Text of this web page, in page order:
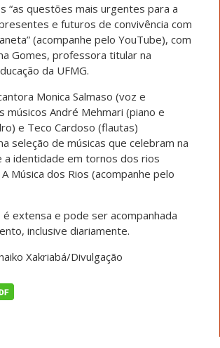
“as questões mais urgentes para a
e futuros de convivência com
(acompanhe pelo YouTube), com
Gomes, professora titular na
da UFMG.
Monica Salmaso (voz e
músicos André Mehmari (piano e
e Teco Cardoso (flautas)
seleção de músicas que celebram na
a identidade em tornos dos rios
Música dos Rios (acompanhe pelo
é extensa e pode ser acompanhada
inclusive diariamente.
Xakriabá/Divulgação